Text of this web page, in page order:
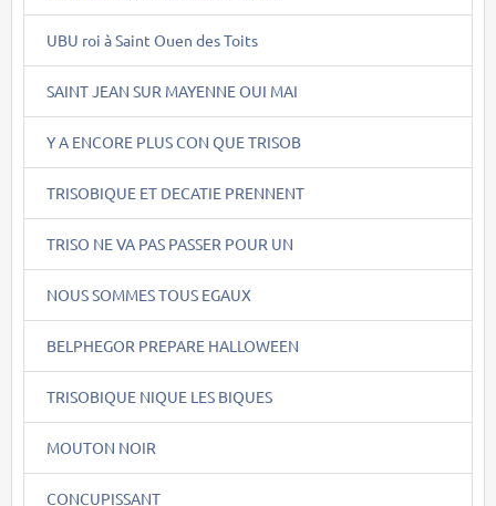
UBU roi à Saint Ouen des Toits
SAINT JEAN SUR MAYENNE OUI MAI
Y A ENCORE PLUS CON QUE TRISOB
TRISOBIQUE ET DECATIE PRENNENT
TRISO NE VA PAS PASSER POUR UN
NOUS SOMMES TOUS EGAUX
BELPHEGOR PREPARE HALLOWEEN
TRISOBIQUE NIQUE LES BIQUES
MOUTON NOIR
CONCUPISSANT